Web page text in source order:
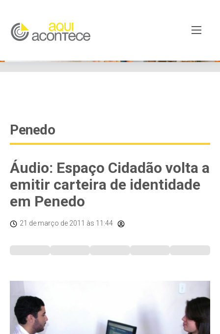
googleb82de9a22cec23e8.html
Penedo
Áudio: Espaço Cidadão volta a
emitir carteira de identidade
em Penedo
21 de março de 2011 às 11:44